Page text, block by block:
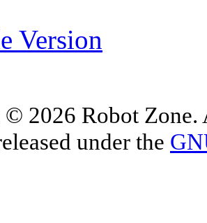
Version
2026 Robot Zone.
under the